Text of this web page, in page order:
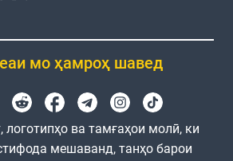
мо ҳамроҳ шавед
ва тамғаҳои молӣ, ки
мешаванд, танҳо барои